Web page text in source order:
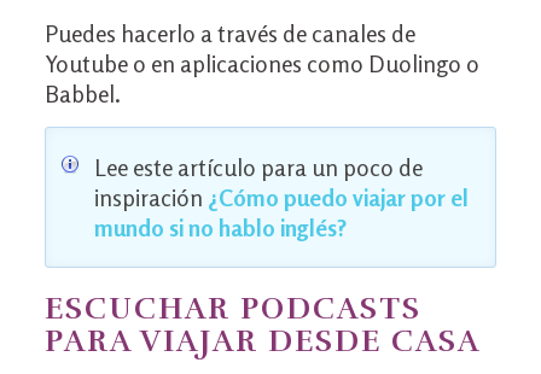
Puedes hacerlo a través de canales de
Youtube o en aplicaciones como Duolingo o
Babbel.
Lee este artículo para un poco de
inspiración ¿Cómo puedo viajar por el
mundo si no hablo inglés?
ESCUCHAR PODCASTS
PARA VIAJAR DESDE CASA